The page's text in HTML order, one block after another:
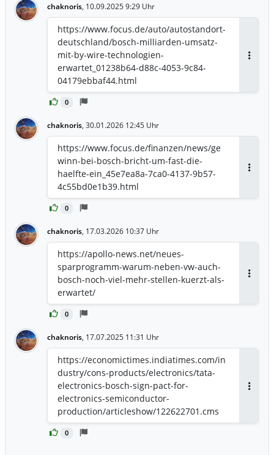
chaknoris, 10.09.2025 9:29 Uhr
0
https://www.focus.de/auto/autostandort-
deutschland/bosch-milliarden-umsatz-
mit-by-wire-technologien-
erwartet_01238b64-d88c-4053-9c84-
04179ebbaf44.html
chaknoris, 30.01.2026 12:45 Uhr
0
https://www.focus.de/finanzen/news/ge
winn-bei-bosch-bricht-um-fast-die-
haelfte-ein_45e7ea8a-7ca0-4137-9b57-
4c55bd0e1b39.html
chaknoris, 17.03.2026 10:37 Uhr
0
https://apollo-news.net/neues-
sparprogramm-warum-neben-vw-auch-
bosch-noch-viel-mehr-stellen-kuerzt-als-
erwartet/
chaknoris, 17.07.2025 11:31 Uhr
0
https://economictimes.indiatimes.com/in
dustry/cons-products/electronics/tata-
electronics-bosch-sign-pact-for-
electronics-semiconductor-
production/articleshow/122622701.cms